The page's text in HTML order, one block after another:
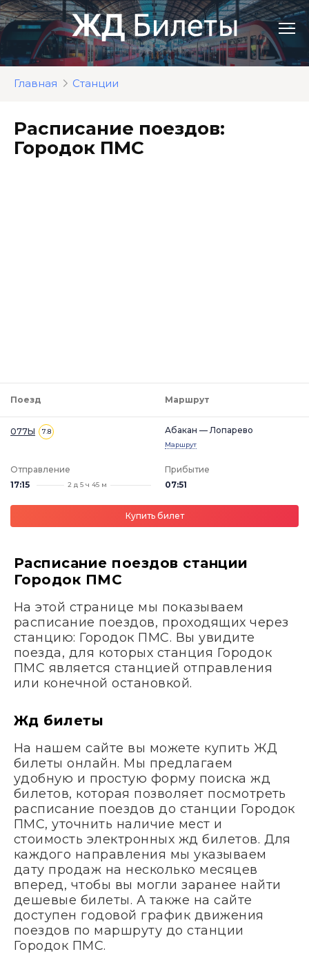
Перейти
к
контенту
Главная Станции
Расписание поездов:
Городок ПМС
Поезд Маршрут
077Ы 7.8 Абакан — Лопарево
Маршрут
Отправление
17:15
2 д 5 ч 45 м
Прибытие
07:51
Купить билет
Расписание поездов станции
Городок ПМС
На этой странице мы показываем
расписание поездов, проходящих через
станцию: Городок ПМС. Вы увидите
поезда, для которых станция Городок
ПМС является станцией отправления
или конечной остановкой.
Жд билеты
На нашем сайте вы можете купить ЖД
билеты онлайн. Мы предлагаем
удобную и простую форму поиска жд
билетов, которая позволяет посмотреть
расписание поездов до станции Городок
ПМС, уточнить наличие мест и
стоимость электронных жд билетов. Для
каждого направления мы указываем
дату продаж на несколько месяцев
вперед, чтобы вы могли заранее найти
дешевые билеты. А также на сайте
доступен годовой график движения
поездов по маршруту до станции
Городок ПМС.